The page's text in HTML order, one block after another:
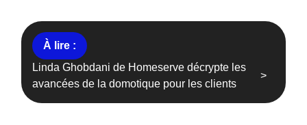
Linda Ghobdani de Homeserve décrypte les
avancées de la domotique pour les clients